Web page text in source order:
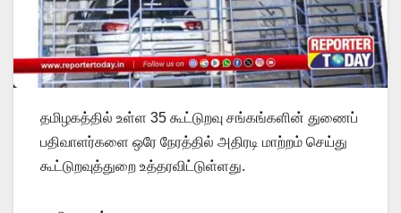
தமிழகத்தில் உள்ள 35 கூட்டுறவு சங்கங்களின் துணைப்
பதிவாளர்களை ஒரே நேரத்தில் அதிரடி மாற்றம் செய்து
கூட்டுறவுத்துறை உத்தரவிட்டுள்ளது.